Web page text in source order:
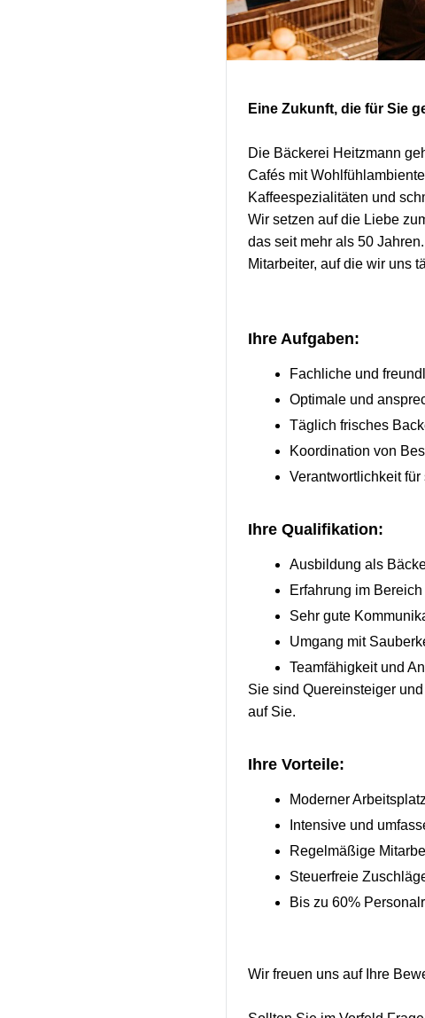
Eine Zukunft, die für Sie
Die Bäckerei Heitzmann
Cafés mit
Kaffeespezialitäten und
Wir setzen auf die Liebe
das seit mehr als 50
Mitarbeiter, auf die wir uns
Ihre Aufgaben:
Fachliche und
Optimale und
Täglich frisches
Koordination von
Verantwortlichkeit
Ihre Qualifikation:
Ausbildung als
Erfahrung im
Sehr gute
Umgang mit
Teamfähigkeit und
Sie sind Quereinsteiger
auf Sie.
Ihre Vorteile:
Moderner
Intensive und
Regelmäßige
Steuerfreie
Bis zu 60%
Wir freuen uns auf Ihre